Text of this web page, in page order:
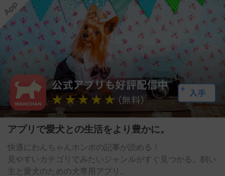
アプリで愛犬との生活をより豊かに。
快適にわんちゃんホンポの記事が読める！
見やすいカテゴリでみたいジャンルがすぐ見つかる。飼い
主と愛犬のための犬専用アプリ。